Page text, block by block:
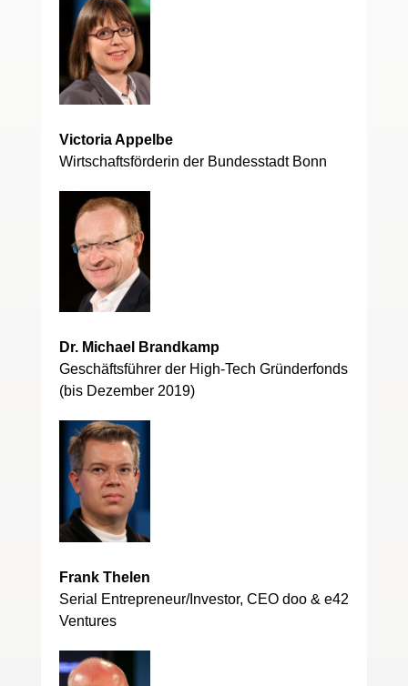
Victoria Appelbe
Wirtschaftsförderin der Bundesstadt Bonn
Dr. Michael Brandkamp
Geschäftsführer der High-Tech Gründerfonds
(bis Dezember 2019)
Frank Thelen
Serial Entrepreneur/Investor, CEO doo & e42
Ventures